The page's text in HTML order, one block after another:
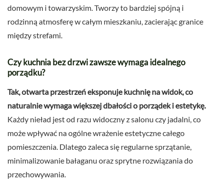
domowym i towarzyskim. Tworzy to bardziej spójną i
rodzinną atmosferę w całym mieszkaniu, zacierając granice
między strefami.
Czy kuchnia bez drzwi zawsze wymaga idealnego
porządku?
Tak, otwarta przestrzeń eksponuje kuchnię na widok, co
naturalnie wymaga większej dbałości o porządek i estetykę.
Każdy nieład jest od razu widoczny z salonu czy jadalni, co
może wpływać na ogólne wrażenie estetyczne całego
pomieszczenia. Dlatego zaleca się regularne sprzątanie,
minimalizowanie bałaganu oraz sprytne rozwiązania do
przechowywania.